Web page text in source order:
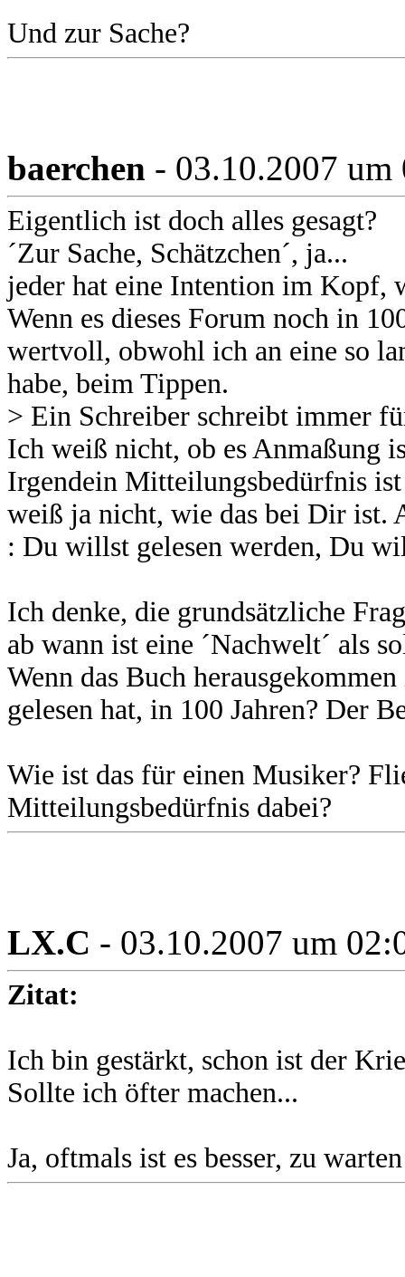
Und zur Sache?
baerchen - 03.10.2007
Eigentlich ist doch alles gesagt?
´Zur Sache, Schätzchen´, ja...
jeder hat eine Intention im Kopf,
Wenn es dieses Forum noch in
wertvoll, obwohl ich an eine so
habe, beim Tippen.
> Ein Schreiber schreibt immer
Ich weiß nicht, ob es Anmaßung
Irgendein Mitteilungsbedürfnis
weiß ja nicht, wie das bei Dir ist.
: Du willst gelesen werden, Du
Ich denke, die grundsätzliche
ab wann ist eine ´Nachwelt´ als
Wenn das Buch
gelesen hat, in 100 Jahren? Der
Wie ist das für einen Musiker?
Mitteilungsbedürfnis dabei?
LX.C - 03.10.2007 um
Zitat:
Ich bin gestärkt, schon ist der
Sollte ich öfter machen...
Ja, oftmals ist es besser, zu